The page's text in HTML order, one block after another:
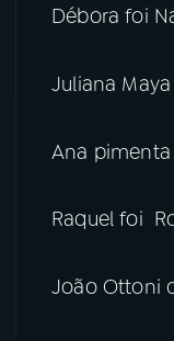
Débora foi
Juliana
Ana
Raquel foi
João Ottoni